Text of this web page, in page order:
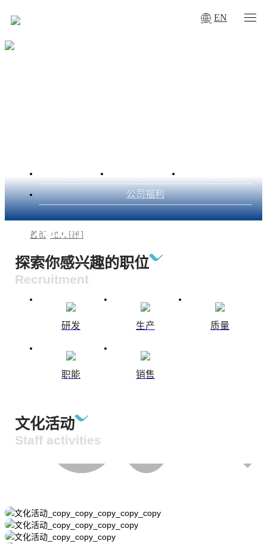
EN
加入我们
Join us
公司福利
首页 · 加入我们
探索你感兴趣的职位
Recruitment
研发 生产 质量
职能 销售
文化活动
Staff activities